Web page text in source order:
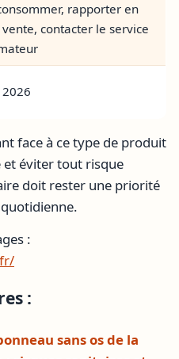
rapporter en
contacter le service
face à ce type de produit
éviter tout risque
doit rester une priorité
:
:
sans os de la